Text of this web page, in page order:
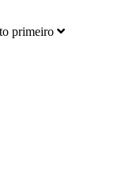
primeiro